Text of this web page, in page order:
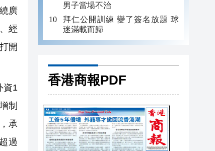
廣
經
開
資1
制
承
過
男子當場不治
拜仁公開訓練 變了簽名放題 球
迷滿載而歸
香港商報PDF